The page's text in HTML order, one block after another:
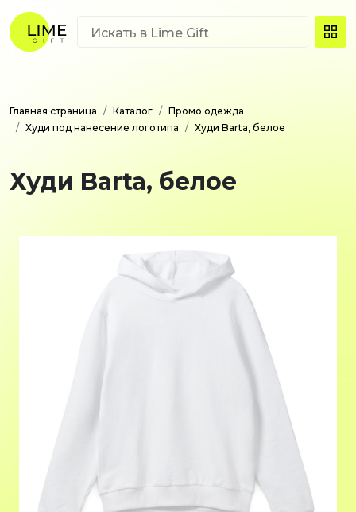
Главная страница Каталог
Промо одежда
Худи под нанесение логотипа
Худи Barta, белое
Худи Barta, белое